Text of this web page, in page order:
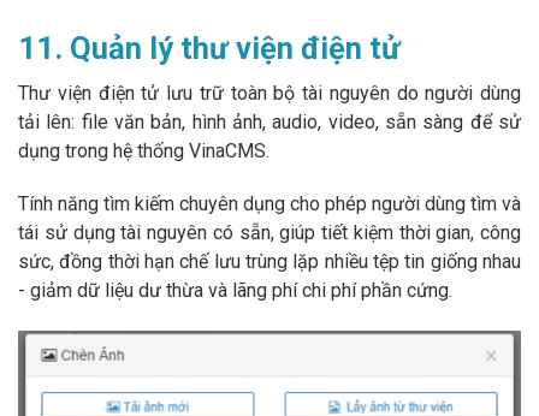
11. Quản lý thư viện điện tử
Thư viện điện tử lưu trữ toàn bộ tài nguyên do người dùng
tải lên: file văn bản, hình ảnh, audio, video, sẵn sàng để sử
dụng trong hệ thống VinaCMS.
Tính năng tìm kiếm chuyên dụng cho phép người dùng tìm và
tái sử dụng tài nguyên có sẵn, giúp tiết kiệm thời gian, công
sức, đồng thời hạn chế lưu trùng lặp nhiều tệp tin giống nhau
- giảm dữ liệu dư thừa và lãng phí chi phí phần cứng.